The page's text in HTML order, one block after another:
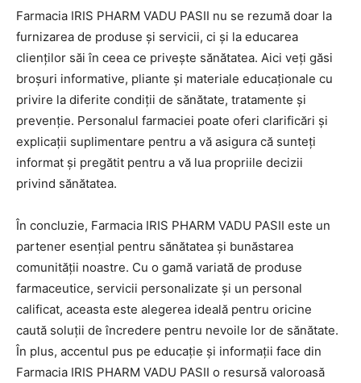
Farmacia IRIS PHARM VADU PASII nu se rezumă doar la
furnizarea de produse și servicii, ci și la educarea
clienților săi în ceea ce privește sănătatea. Aici veți găsi
broșuri informative, pliante și materiale educaționale cu
privire la diferite condiții de sănătate, tratamente și
prevenție. Personalul farmaciei poate oferi clarificări și
explicații suplimentare pentru a vă asigura că sunteți
informat și pregătit pentru a vă lua propriile decizii
privind sănătatea.
În concluzie, Farmacia IRIS PHARM VADU PASII este un
partener esențial pentru sănătatea și bunăstarea
comunității noastre. Cu o gamă variată de produse
farmaceutice, servicii personalizate și un personal
calificat, aceasta este alegerea ideală pentru oricine
caută soluții de încredere pentru nevoile lor de sănătate.
În plus, accentul pus pe educație și informații face din
Farmacia IRIS PHARM VADU PASII o resursă valoroasă